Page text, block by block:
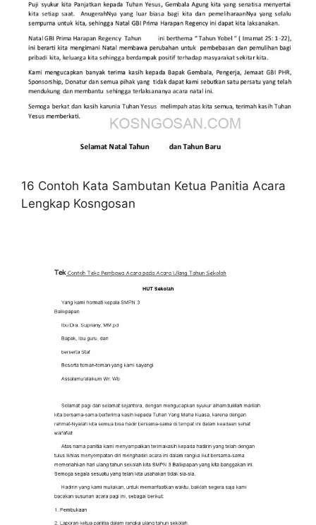
16 Contoh Kata Sambutan Ketua Panitia Acara
Lengkap Kosngosan